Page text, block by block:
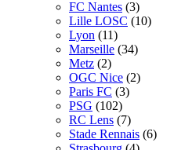
FC Nantes (3)
Lille LOSC (10)
Lyon (11)
Marseille (34)
Metz (2)
OGC Nice (2)
Paris FC (3)
PSG (102)
RC Lens (7)
Stade Rennais (6)